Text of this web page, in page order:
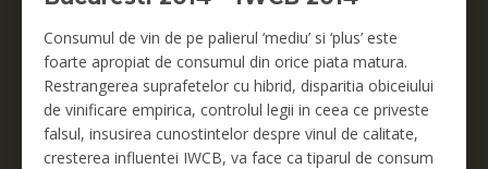
Consumul de vin de pe palierul ‘mediu’ si ‘plus’ este
foarte apropiat de consumul din orice piata matura.
Restrangerea suprafetelor cu hibrid, disparitia obiceiului
de vinificare empirica, controlul legii in ceea ce priveste
falsul, insusirea cunostintelor despre vinul de calitate,
cresterea influentei IWCB, va face ca tiparul de consum